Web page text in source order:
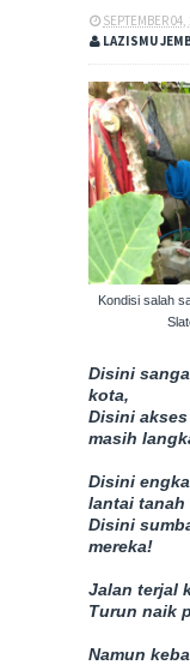
SEPTEMBER 04,
LAZISMU
Kondisi salah
Disini
kota,
Disini
masih
Disini
lantai tanah
Disini
mereka!
Jalan terjal
Turun naik
Namun